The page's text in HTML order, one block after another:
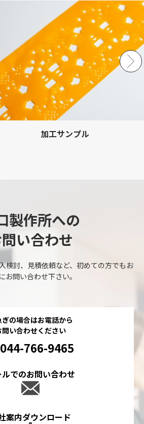
加工サンプル
製作所への
い合わせ
検討、見積依頼など、初めての方でもお
お問い合わせ下さい。
ぎの場合はお電話から
問い合わせください
044-766-9465
ルでのお問い合わせ
案内ダウンロード